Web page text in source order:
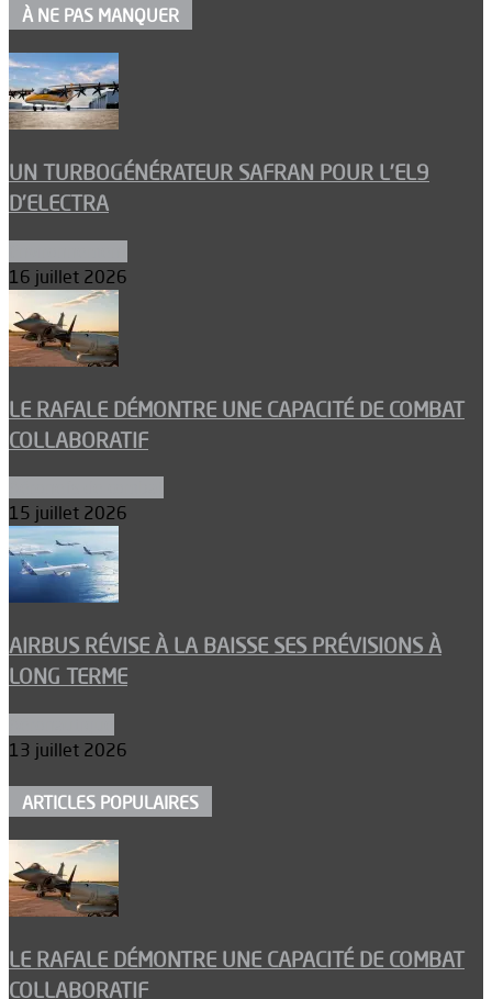
À NE PAS MANQUER
UN TURBOGÉNÉRATEUR SAFRAN POUR L’EL9
D’ELECTRA
16 juillet 2026
LE RAFALE DÉMONTRE UNE CAPACITÉ DE COMBAT
COLLABORATIF
15 juillet 2026
AIRBUS RÉVISE À LA BAISSE SES PRÉVISIONS À
LONG TERME
13 juillet 2026
ARTICLES POPULAIRES
LE RAFALE DÉMONTRE UNE CAPACITÉ DE COMBAT
COLLABORATIF